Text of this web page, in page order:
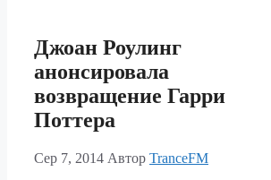
Джоан Роулинг
анонсировала
возвращение Гарри
Поттера
Сер 7, 2014 Автор TranceFM